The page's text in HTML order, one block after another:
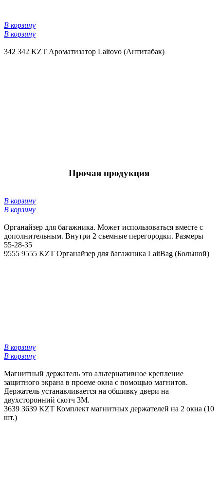
В корзину
В корзину
342 342 KZT Ароматизатор Laitovo (Антитабак)
Прочая продукция
В корзину
В корзину
Органайзер для багажника. Может использоваться вместе с
дополнительным. Внутри 2 съемные перегородки. Размеры
55-28-35
9555 9555 KZT Органайзер для багажника LaitBag (Большой)
В корзину
В корзину
Магнитный держатель это альтернативное крепление
защитного экрана в проеме окна с помощью магнитов.
Держатель устанавливается на обшивку двери на
двухсторонний скотч 3М.
3639 3639 KZT Комплект магнитных держателей на 2 окна (10
шт.)